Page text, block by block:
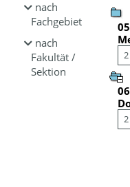
nach
Fachgebiet
nach
Fakultät /
Sektion